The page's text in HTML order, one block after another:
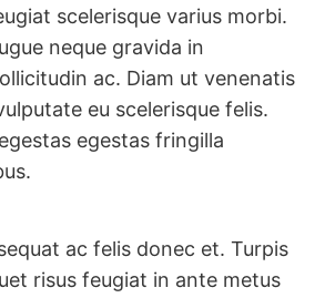
scelerisque varius morbi.
neque gravida in
ac. Diam ut venenatis
eu scelerisque felis.
egestas fringilla
ac felis donec et. Turpis
risus feugiat in ante metus